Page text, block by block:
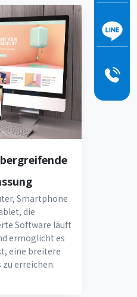
Smartphone
die
Software läuft
ermöglicht es
eine breitere
erreichen.